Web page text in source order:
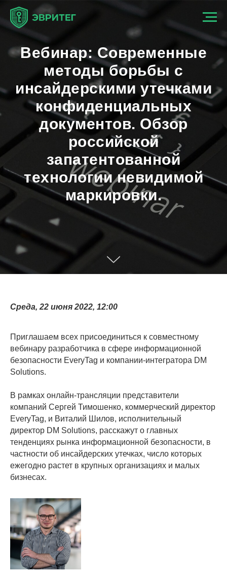
Вебинар: Современные
методы борьбы с
инсайдерскими утечками
конфиденциальных
документов. Обзор
российской
запатентованной
технологии невидимой
маркировки.
Среда, 22 июня 2022, 12:00
Приглашаем всех присоединиться к совместному
вебинару разработчика в сфере информационной
безопасности EveryTag и компании-интегратора DM
Solutions.
В рамках онлайн-трансляции представители
компаний Сергей Тимошенко, коммерческий директор
EveryTag, и Виталий Шилов, исполнительный
директор DM Solutions, расскажут о главных
тенденциях рынка информационной безопасности, в
частности об инсайдерских утечках, число которых
ежегодно растет в крупных организациях и малых
бизнесах.